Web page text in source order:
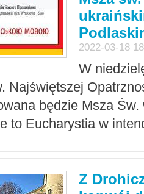
2022-03-18
W
Najświętszej
będzie Msza Św.
to Eucharystia w
Z